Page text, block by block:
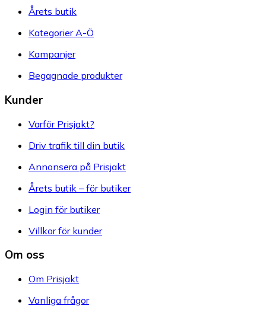
Årets butik
Kategorier A-Ö
Kampanjer
Begagnade produkter
Kunder
Varför Prisjakt?
Driv trafik till din butik
Annonsera på Prisjakt
Årets butik – för butiker
Login för butiker
Villkor för kunder
Om oss
Om Prisjakt
Vanliga frågor